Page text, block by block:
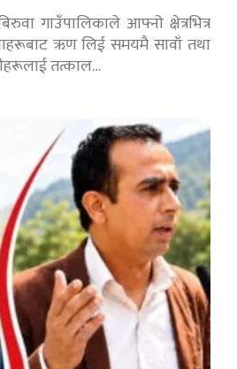
गाउँपालिकाले आफ्नो क्षेत्रभित्र
ऋण लिई समयमै सावाँ तथा
तत्काल…